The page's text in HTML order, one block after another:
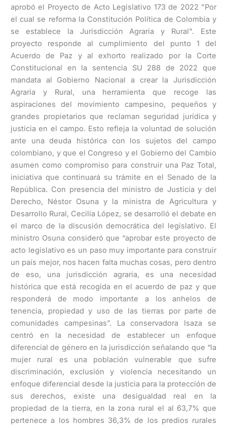
aprobó el Proyecto de Acto Legislativo 173 de 2022 "Por
el cual se reforma la Constitución Política de Colombia y
se establece la Jurisdicción Agraria y Rural". Este
proyecto responde al cumplimiento del punto 1 del
Acuerdo de Paz y al exhorto realizado por la Corte
Constitucional en la sentencia SU 288 de 2022 que
mandata al Gobierno Nacional a crear la Jurisdicción
Agraria y Rural, una herramienta que recoge las
aspiraciones del movimiento campesino, pequeños y
grandes propietarios que reclaman seguridad jurídica y
justicia en el campo. Esto refleja la voluntad de solución
ante una deuda histórica con los sujetos del campo
colombiano, y que el Congreso y el Gobierno del Cambio
asumen como compromiso para construir una Paz Total,
iniciativa que continuará su trámite en el Senado de la
República. Con presencia del ministro de Justicia y del
Derecho, Néstor Osuna y la ministra de Agricultura y
Desarrollo Rural, Cecilia López, se desarrolló el debate en
el marco de la discusión democrática del legislativo. El
ministro Osuna consideró que “aprobar este proyecto de
acto legislativo es un paso muy importante para construir
un país mejor, nos hacen falta muchas cosas, pero dentro
de eso, una jurisdicción agraria, es una necesidad
histórica que está recogida en el acuerdo de paz y que
responderá de modo importante a los anhelos de
tenencia, propiedad y uso de las tierras por parte de
comunidades campesinas”. La conservadora Isaza se
centró en la necesidad de establecer un enfoque
diferencial de género en la jurisdicción señalando que “la
mujer rural es una población vulnerable que sufre
discriminación, exclusión y violencia necesitando un
enfoque diferencial desde la justicia para la protección de
sus derechos, existe una desigualdad real en la
propiedad de la tierra, en la zona rural el al 63,7% que
pertenece a los hombres 36,3% de los predios rurales